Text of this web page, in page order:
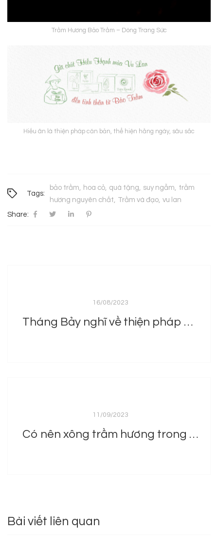
Trầm Hương Bảo Trầm – Dòng Trang Sức
Hiếu ân là thiện pháp căn bản, thể hiện hằng ngày, sâu sắc
Tags:
bảo trầm hoa cỏ quà tặng suy ngẫm
trầm
hương nguyên chất
Trầm và đạo vu lan
Share:
16/08/2023
Tháng Bảy nghĩ về thiện pháp căn bản
11/09/2023
Có nên xông trầm hương trong phòng ngủ không?
Bài viết liên quan